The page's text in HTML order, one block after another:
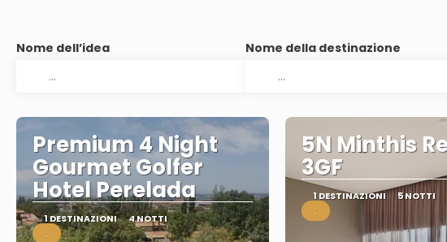
Nome dell’idea Nome della destinazione
Premium 4 Night
Gourmet Golfer
Hotel Perelada
1 DESTINAZIONI 4 NOTTI
.
5N Minthis
3GF
1 DESTINAZIONI 5 NOTTI
.